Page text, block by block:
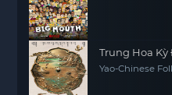
Trung Hoa Kỳ
Yao-Chinese